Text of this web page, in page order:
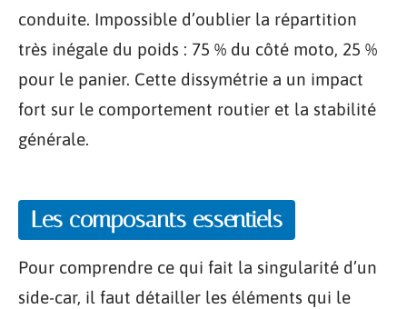
conduite. Impossible d’oublier la répartition
très inégale du poids : 75 % du côté moto, 25 %
pour le panier. Cette dissymétrie a un impact
fort sur le comportement routier et la stabilité
générale.
Les composants essentiels
Pour comprendre ce qui fait la singularité d’un
side-car, il faut détailler les éléments qui le